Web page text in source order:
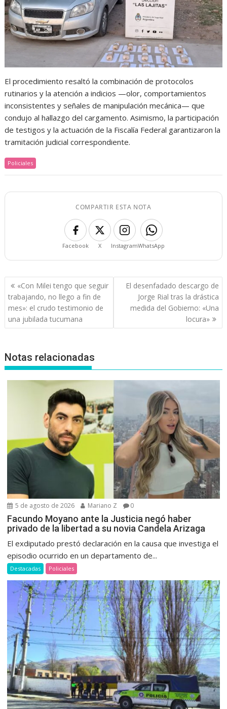
El procedimiento resaltó la combinación de protocolos
rutinarios y la atención a indicios —olor, comportamientos
inconsistentes y señales de manipulación mecánica— que
condujo al hallazgo del cargamento. Asimismo, la participación
de testigos y la actuación de la Fiscalía Federal garantizaron la
tramitación judicial correspondiente.
Policiales
COMPARTIR ESTA NOTA
Facebook X InstagramWhatsApp
Navegación
de
entradas
«Con Milei tengo que seguir
trabajando, no llego a fin de
mes»: el crudo testimonio de
una jubilada tucumana
El desenfadado descargo de
Jorge Rial tras la drástica
medida del Gobierno: «Una
locura»
Notas relacionadas
5 de agosto de 2026 Mariano Z 0
Facundo Moyano ante la Justicia negó haber
privado de la libertad a su novia Candela Arizaga
El exdiputado prestó declaración en la causa que investiga el
episodio ocurrido en un departamento de...
Destacadas Policiales